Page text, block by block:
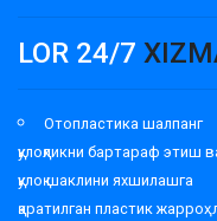
LOR 24/7
Отопластика шалпанг
қулоқликни бартараф этиш
қулоқ шаклини яхшилашга
қаратилган пластик